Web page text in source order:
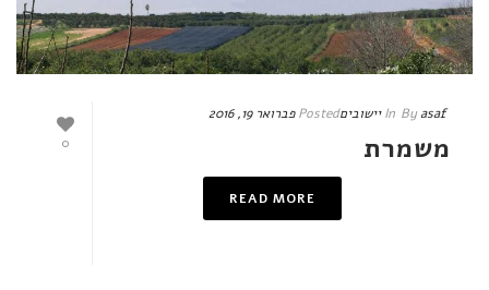
0
Byasaf
In יישוביםPosted פברואר 19, 2016
משמרת
READ MORE